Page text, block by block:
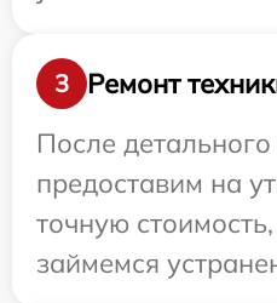
3
Ремонт
После
предоставим на
точную
займемся